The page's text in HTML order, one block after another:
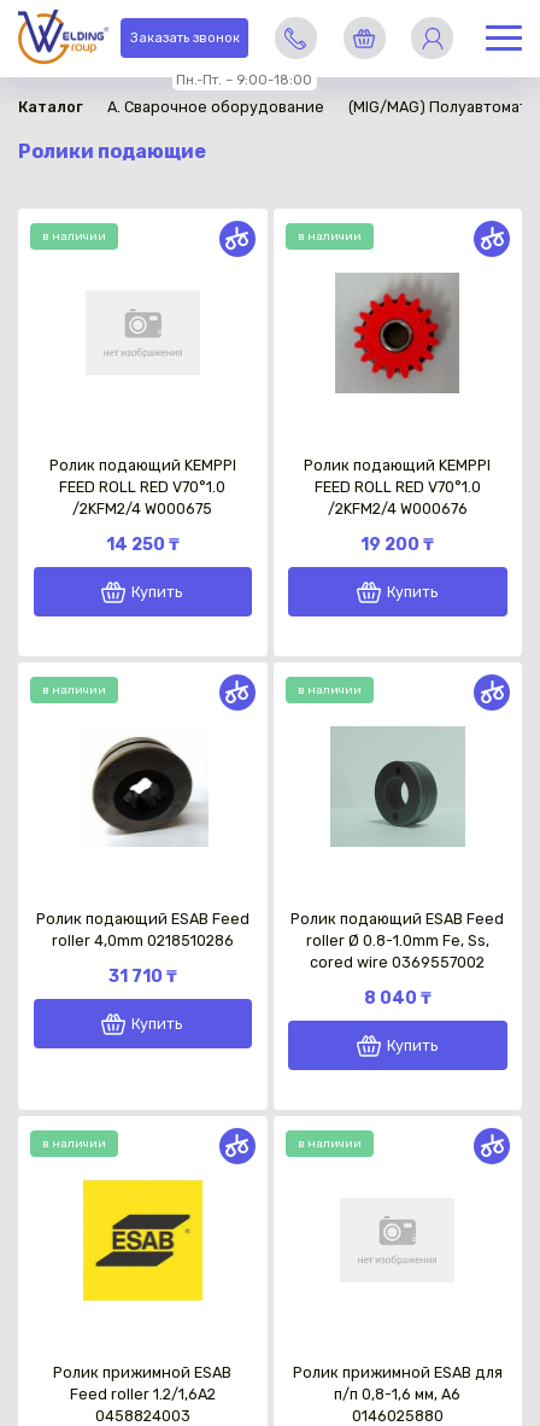
Заказать звонок
Пн.-Пт. – 9:00-18:00
Каталог A. Сварочное оборудование (MIG/MAG)
Ролики подающие
в наличии
Ролик подающий KEMPPI
FEED ROLL RED V70°1.0
/2KFM2/4 W000675
14 250 ₸
Купить
в наличии
Ролик подающий KEMPPI
FEED ROLL RED V70°1.0
/2KFM2/4 W000676
19 200 ₸
Купить
в наличии
Ролик подающий ESAB Feed
roller 4,0mm 0218510286
31 710 ₸
Купить
в наличии
Ролик подающий ESAB Feed
roller Ø 0.8-1.0mm Fe, Ss,
cored wire 0369557002
8 040 ₸
Купить
в наличии
Ролик прижимной ESAB
Feed roller 1.2/1,6A2
0458824003
в наличии
Ролик прижимной ESAB для
п/п 0,8-1,6 мм, А6
0146025880